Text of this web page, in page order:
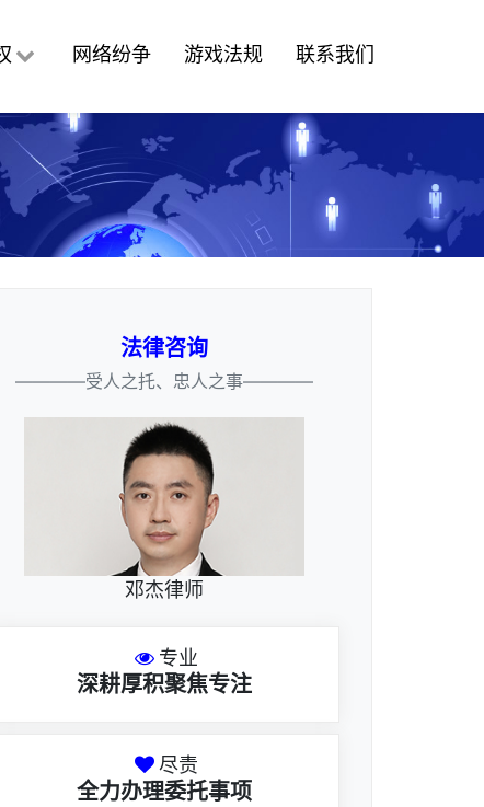
网络纷争 游戏法规 联系我们
法律咨询
————受人之托、忠人之事————
邓杰律师
专业
深耕厚积聚焦专注
尽责
全力办理委托事项